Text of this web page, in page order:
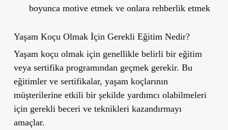
boyunca motive etmek ve onlara rehberlik etmek
Yaşam Koçu Olmak İçin Gerekli Eğitim Nedir?
Yaşam koçu olmak için genellikle belirli bir eğitim
veya sertifika programından geçmek gerekir. Bu
eğitimler ve sertifikalar, yaşam koçlarının
müşterilerine etkili bir şekilde yardımcı olabilmeleri
için gerekli beceri ve teknikleri kazandırmayı
amaçlar.